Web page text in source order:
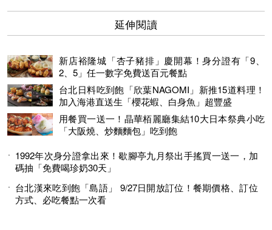
延伸閱讀
新店裕隆城「杏子豬排」慶開幕！身分證有「9、
2、5」任一數字免費送百元餐點
台北日料吃到飽「欣葉NAGOMI」新推15道料理！
加入海港直送生「櫻花蝦、白身魚」超豐盛
用餐買一送一！晶華栢麗廳集結10大日本祭典小吃
「大阪燒、炒麵麵包」吃到飽
1992年次身分證拿出來！歇腳亭九月祭出手搖買一送一，加
碼抽「免費喝珍奶30天」
台北漢來吃到飽「島語」 9/27日開放訂位！餐期價格、訂位
方式、必吃餐點一次看